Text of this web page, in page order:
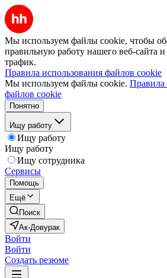
Мы используем файлы cookie, чтобы
правильную работу нашего веб-сайта и
трафик.
Правила использования файлов cookie
Мы используем файлы cookie. Правила
файлов cookie
Понятно
Ищу работу
Ищу работу
Ищу работу
Ищу сотрудника
Сервисы
Помощь
Ещё
Поиск
Ак-Довурак
Войти
Войти
Создать резюме